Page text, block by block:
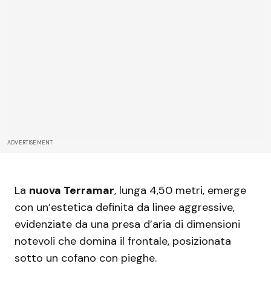
ADVERTISEMENT
La nuova Terramar, lunga 4,50 metri, emerge
con un’estetica definita da linee aggressive,
evidenziate da una presa d’aria di dimensioni
notevoli che domina il frontale, posizionata
sotto un cofano con pieghe.